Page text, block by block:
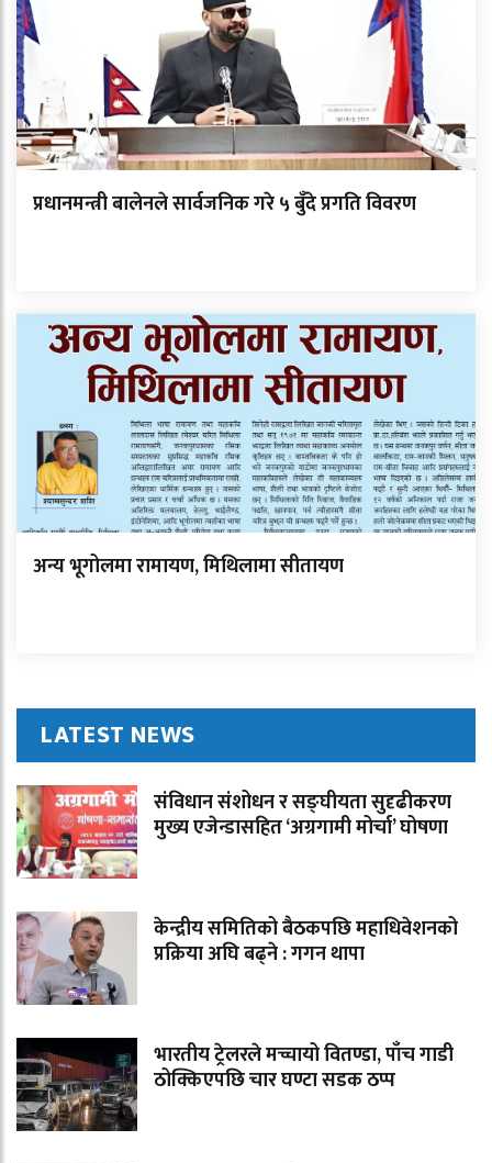
प्रधानमन्त्री बालेनले सार्वजनिक गरे ५ बुँदे प्रगति विवरण
अन्य भूगोलमा रामायण, मिथिलामा सीतायण
LATEST NEWS
संविधान संशोधन र सङ्घीयता सुदृढीकरण
मुख्य एजेन्डासहित ‘अग्रगामी मोर्चा’ घोषणा
केन्द्रीय समितिको बैठकपछि महाधिवेशनको
प्रक्रिया अघि बढ्ने : गगन थापा
भारतीय ट्रेलरले मच्चायो वितण्डा, पाँच गाडी
ठोक्किएपछि चार घण्टा सडक ठप्प